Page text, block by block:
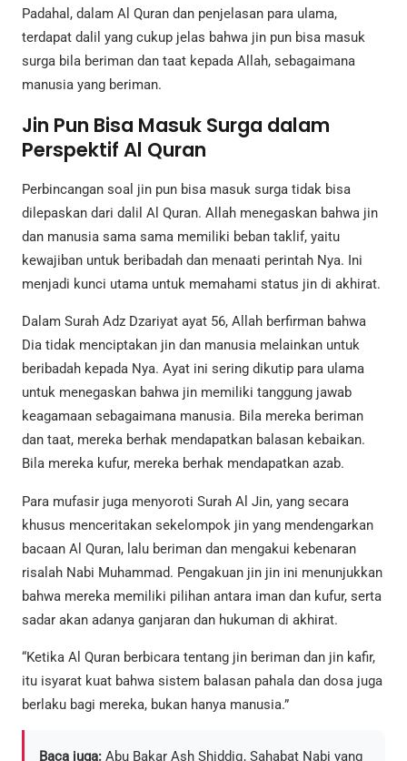
Padahal, dalam Al Quran dan penjelasan para ulama,
terdapat dalil yang cukup jelas bahwa jin pun bisa masuk
surga bila beriman dan taat kepada Allah, sebagaimana
manusia yang beriman.
Jin Pun Bisa Masuk Surga dalam
Perspektif Al Quran
Perbincangan soal jin pun bisa masuk surga tidak bisa
dilepaskan dari dalil Al Quran. Allah menegaskan bahwa jin
dan manusia sama sama memiliki beban taklif, yaitu
kewajiban untuk beribadah dan menaati perintah Nya. Ini
menjadi kunci utama untuk memahami status jin di akhirat.
Dalam Surah Adz Dzariyat ayat 56, Allah berfirman bahwa
Dia tidak menciptakan jin dan manusia melainkan untuk
beribadah kepada Nya. Ayat ini sering dikutip para ulama
untuk menegaskan bahwa jin memiliki tanggung jawab
keagamaan sebagaimana manusia. Bila mereka beriman
dan taat, mereka berhak mendapatkan balasan kebaikan.
Bila mereka kufur, mereka berhak mendapatkan azab.
Para mufasir juga menyoroti Surah Al Jin, yang secara
khusus menceritakan sekelompok jin yang mendengarkan
bacaan Al Quran, lalu beriman dan mengakui kebenaran
risalah Nabi Muhammad. Pengakuan jin jin ini menunjukkan
bahwa mereka memiliki pilihan antara iman dan kufur, serta
sadar akan adanya ganjaran dan hukuman di akhirat.
“Ketika Al Quran berbicara tentang jin beriman dan jin kafir,
itu isyarat kuat bahwa sistem balasan pahala dan dosa juga
berlaku bagi mereka, bukan hanya manusia.”
Baca juga: Abu Bakar Ash Shiddiq, Sahabat Nabi yang